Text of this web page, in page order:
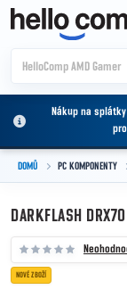
Přejít na obsah
Nákup na
DOMŮ PC KOMPONENTY
DARKFLASH
NOVÉ ZBOŽÍ